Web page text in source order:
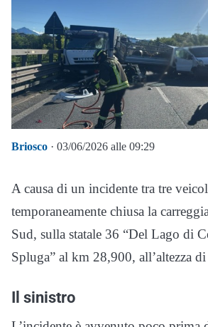
Briosco · 03/06/2026 alle 09:29
A causa di un incidente tra tre
temporaneamente chiusa la
Sud, sulla statale 36 “Del Lago di
Spluga” al km 28,900, all’altezza di
Il sinistro